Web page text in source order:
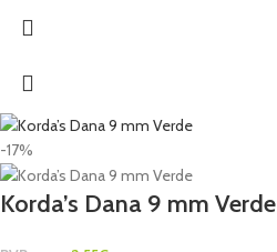
-17%
Korda’s Dana 9 mm Verde